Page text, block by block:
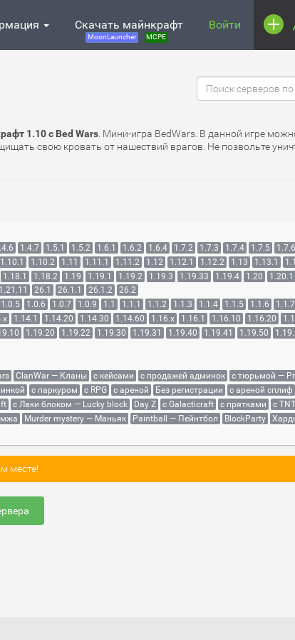
Скачать майнкрафт
MoonLauncher MCPE
Войти
1.10 с Bed Wars . Мини-игра BedWars. В данной игре
свою кровать от нашествий врагов. Не позвольте
1.4.7 1.5.1 1.5.2 1.6.1 1.6.2 1.6.4 1.7.2 1.7.3 1.7.4 1.7.5 1.7.6
1.10.1 1.10.2 1.11 1.11.1 1.11.2 1.12 1.12.1 1.12.2 1.13 1.13.1
1.18.1 1.18.2 1.19 1.19.1 1.19.2 1.19.3 1.19.33 1.19.4 1.20 1.20.1
1.21.11 26.1 26.1.1 26.1.2 26.2
1.0.5 1.0.6 1.0.7 1.0.9 1.1 1.1.1 1.1.2 1.1.3 1.1.4 1.1.5 1.1.6 1.1.7
1.14.1 1.14.20 1.14.30 1.14.60 1.16.x 1.16.1 1.16.10 1.16.20
1.19.20 1.19.22 1.19.30 1.19.31 1.19.40 1.19.41 1.19.50
ClanWar — Кланы с кейсами с продажей админок с тюрьмой —
с паркуром с RPG с ареной Без регистрации с ареной сплиф
с Лаки блоком — Lucky block Day Z с Galacticraft с прятками с
Murder mystery — Маньяк Paintball — Пейнтбол BlockParty
месте!